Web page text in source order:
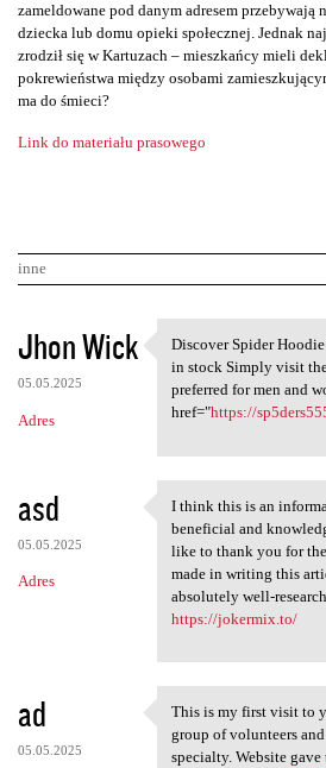
zameldowane pod danym adresem przebywają
dziecka lub domu opieki społecznej. Jednak
zrodził się w Kartuzach – mieszkańcy mieli
pokrewieństwa między osobami
ma do śmieci?
Link do materiału prasowego
inne
K
o
m
e
t
a
r
Jhon Wick
05.05.2025
Adres
Discover Spider
Discover Spider
in stock Simply visit
preferred for men and
href="https://
asd
05.05.2025
Adres
I think this is an
I think this is an
beneficial and
like to thank you for
made in writing this
absolutely well-
https://jokermix.to/
ad
05.05.2025
This is my first
This is my first visit to
group of volunteers
specialty. Website